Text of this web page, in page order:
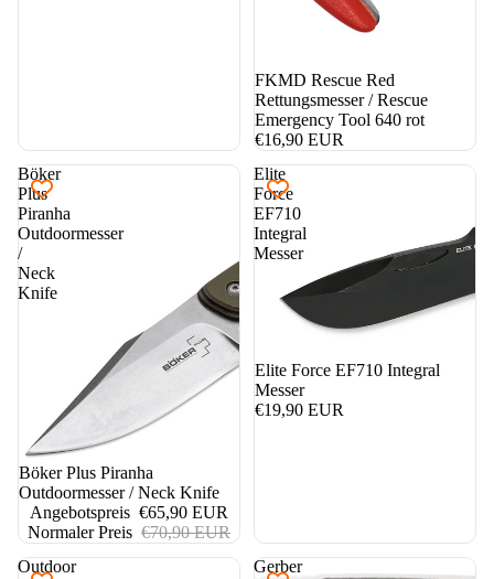
FKMD Rescue Red
Rettungsmesser / Rescue
Emergency Tool 640 rot
€16,90 EUR
Böker
Plus
Piranha
Outdoormesser
/
Neck
Knife
7%
Böker Plus Piranha
Outdoormesser / Neck Knife
Angebotspreis €65,90 EUR
Normaler Preis €70,90 EUR
Elite
Force
EF710
Integral
Messer
Elite Force EF710 Integral
Messer
€19,90 EUR
Outdoor
Gerber